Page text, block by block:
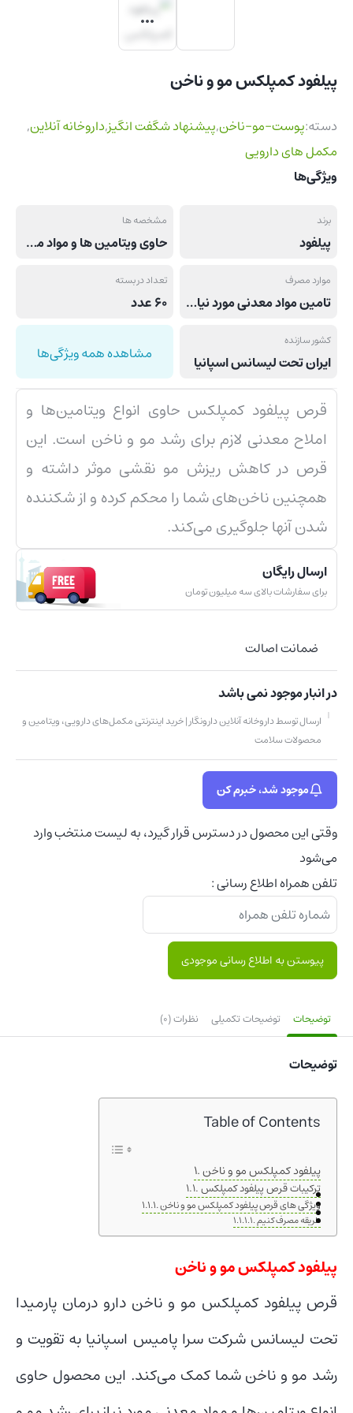
پیلفود کمپلکس مو و ناخن
دسته:پوست-مو-ناخن,پیشنهاد شگفت انگیز,داروخانه آنلاین,
مکمل های دارویی
ویژگی‌ها
برند
پیلفود
مشخصه ها
حاوی ویتامین ها و مواد معدنی ضروری
موارد مصرف
تامین مواد معدنی مورد نیاز برای کاهش ریزش مو, نگهداری ایده آل مو و ناخن
تعداد در بسته
60 عدد
کشور سازنده
ایران تحت لیسانس اسپانیا مشاهده همه ویژگی‌ها
قرص پیلفود کمپلکس حاوی انواع ویتامین‌ها و
املاح معدنی لازم برای رشد مو و ناخن است. این
قرص در کاهش ریزش مو نقشی موثر داشته و
همچنین ناخن‌های شما را محکم کرده و از شکننده
شدن آنها جلوگیری می‌کند.
ارسال رایگان
برای سفارشات بالای سه میلیون تومان
ضمانت اصالت
در انبار موجود نمی باشد
ارسال توسط داروخانه آنلاین دارونگار | خرید اینترنتی مکمل‌های دارویی، ویتامین و
محصولات سلامت
موجود شد، خبرم کن
وقتی این محصول در دسترس قرار گیرد، به لیست منتخب وارد
می‌شود
تلفن همراه اطلاع رسانی :
پیوستن به اطلاع رسانی موجودی
توضیحات توضیحات تکمیلی نظرات (0)
توضیحات
Table of Contents
پیلفود کمپلکس مو و ناخن
ترکیبات قرص پیلفود کمپلکس
ویژگی های قرص پیلفود کمپلکس مو و ناخن
طریقه مصرف کنیم
پیلفود کمپلکس مو و ناخن
قرص پیلفود کمپلکس مو و ناخن دارو درمان پارمیدا
تحت لیسانس شرکت سرا پامیس اسپانیا به تقویت و
رشد مو و ناخن شما کمک می‌کند. این محصول حاوی